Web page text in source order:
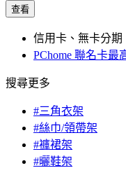
查看
信用卡、無卡分
PChome 聯名卡最
搜尋更多
#三角衣架
#絲巾/領帶架
#褲裙架
#曬鞋架